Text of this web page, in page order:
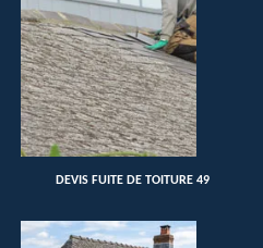
DEVIS FUITE DE TOITURE 49